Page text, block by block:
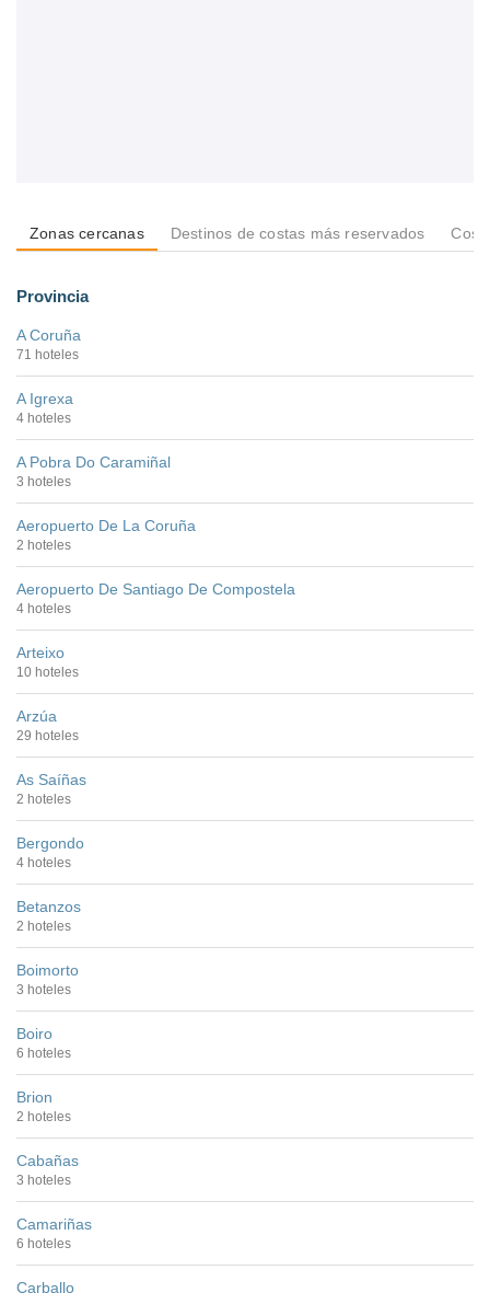
Zonas cercanas Destinos de costas más reservados
Provincia
A Coruña
71 hoteles
A Igrexa
4 hoteles
A Pobra Do Caramiñal
3 hoteles
Aeropuerto De La Coruña
2 hoteles
Aeropuerto De Santiago De Compostela
4 hoteles
Arteixo
10 hoteles
Arzúa
29 hoteles
As Saíñas
2 hoteles
Bergondo
4 hoteles
Betanzos
2 hoteles
Boimorto
3 hoteles
Boiro
6 hoteles
Brion
2 hoteles
Cabañas
3 hoteles
Camariñas
6 hoteles
Carballo